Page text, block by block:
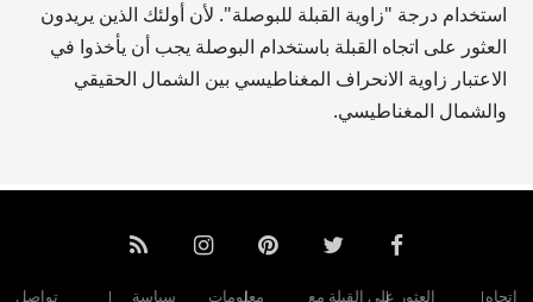
استخدام درجة "زاوية القبلة للبوصلة". لأن أولئك الذين يريدون
العثور على اتجاه القبلة باستخدام البوصلة يجب أن يأخذوا في
الاعتبار زاوية الانحراف المغناطيسي بين الشمال الحقيقي
والشمال المغناطيسي.
اتجاه العثور على القبلة مع معلومات سياسة تواصل